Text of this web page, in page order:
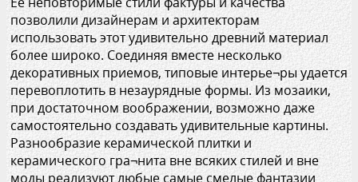
позволили дизайнерам и архитекторам
использовать этот удивительно древний материал
более широко. Соединяя вместе несколько
декоративных приемов, типовые интерье¬ры удается
перевоплотить в незаурядные формы. Из мозаики,
при достаточном воображении, возможно даже
самостоятельно создавать удивительные картины.
Разнообразие керамической плитки и
керамического гра¬нита вне всяких стилей и вне
моды реализуют любые самые смелые фантазии